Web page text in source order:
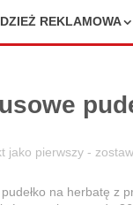
REKLAMOWA
jako pierwszy -
na herbatę z